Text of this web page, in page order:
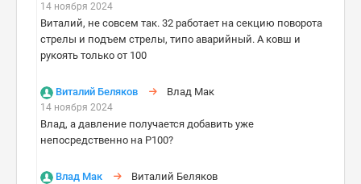
14 ноября 2024
Виталий, не совсем так. 32 работает на секцию поворота
стрелы и подъем стрелы, типо аварийный. А ковш и
рукоять только от 100
Виталий Беляков Влад Мак
14 ноября 2024
Влад, а давление получается добавить уже
непосредственно на Р100?
Влад Мак Виталий Беляков